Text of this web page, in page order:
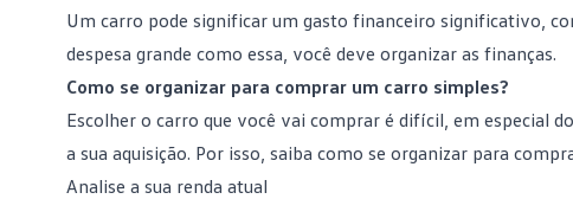
Um carro pode significar um gasto financeiro significativo,
despesa grande como essa, você deve organizar as finanças.
Como se organizar para comprar um carro simples?
Escolher o carro que você vai comprar é difícil, em especial
a sua aquisição. Por isso, saiba como se organizar para
Analise a sua renda atual